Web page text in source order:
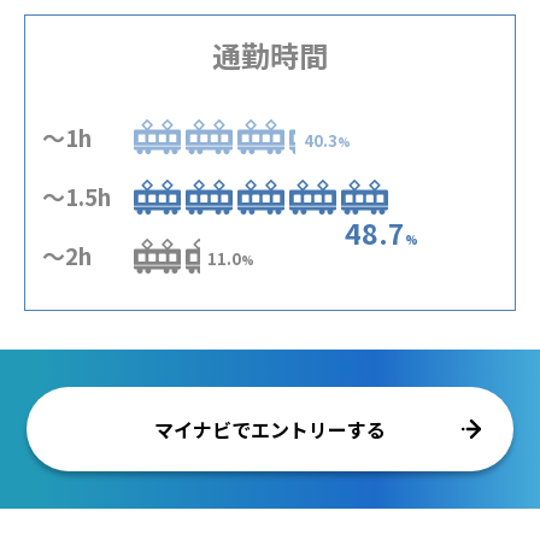
通勤時間
～1h 40.3%
～1.5h
48.7 %
～2h 11.0%
マイナビでエントリーする